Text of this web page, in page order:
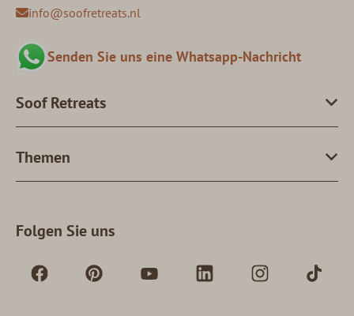
info@soofretreats.nl
Senden Sie uns eine Whatsapp-Nachricht
Soof Retreats
Themen
Folgen Sie uns